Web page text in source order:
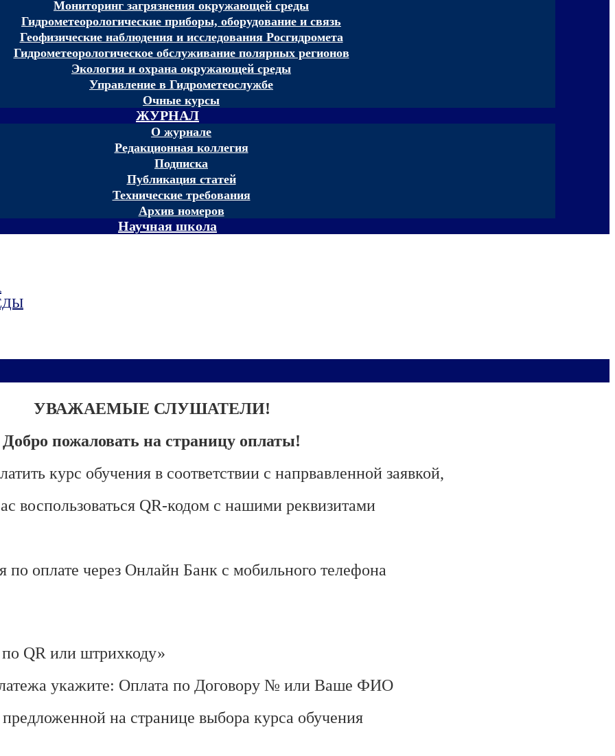
Мониторинг загрязнения окружающей среды
Гидрометеорологические приборы, оборудование и связь
Геофизические наблюдения и исследования Росгидромета
Гидрометеорологическое обслуживание полярных регионов
Экология и охрана окружающей среды
Управление в Гидрометеослужбе
Очные курсы
ЖУРНАЛ
О журнале
Редакционная коллегия
Подписка
Публикация статей
Технические требования
Архив номеров
Научная школа
УВАЖАЕМЫЕ СЛУШАТЕЛИ!
Добро пожаловать на страницу оплаты!
курс обучения в соответствии с напрвавленной заявкой,
воспользоваться QR-кодом с нашими реквизитами
по оплате через Онлайн Банк с мобильного телефона
QR или штрихкоду»
укажите: Оплата по Договору № или Ваше ФИО
на странице выбора курса обучения